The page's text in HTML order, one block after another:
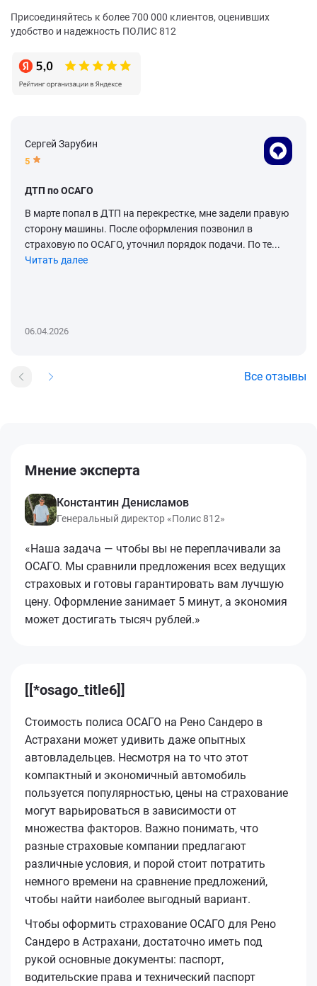
Присоединяйтесь к более 700 000 клиентов, оценивших
удобство и надежность ПОЛИС 812
Сергей Зарубин
5
ДТП по ОСАГО
В марте попал в ДТП на перекрестке, мне задели правую
сторону машины. После оформления позвонил в
страховую по ОСАГО, уточнил порядок подачи. По те...
Читать далее
06.04.2026
Все отзывы
Мнение эксперта
Константин Денисламов
Генеральный директор «Полис 812»
«Наша задача — чтобы вы не переплачивали за
ОСАГО. Мы сравнили предложения всех ведущих
страховых и готовы гарантировать вам лучшую
цену. Оформление занимает 5 минут, а экономия
может достигать тысяч рублей.»
[[*osago_title6]]
Стоимость полиса ОСАГО на Рено Сандеро в
Астрахани может удивить даже опытных
автовладельцев. Несмотря на то что этот
компактный и экономичный автомобиль
пользуется популярностью, цены на страхование
могут варьироваться в зависимости от
множества факторов. Важно понимать, что
разные страховые компании предлагают
различные условия, и порой стоит потратить
немного времени на сравнение предложений,
чтобы найти наиболее выгодный вариант.
Чтобы оформить страхование ОСАГО для Рено
Сандеро в Астрахани, достаточно иметь под
рукой основные документы: паспорт,
водительские права и технический паспорт